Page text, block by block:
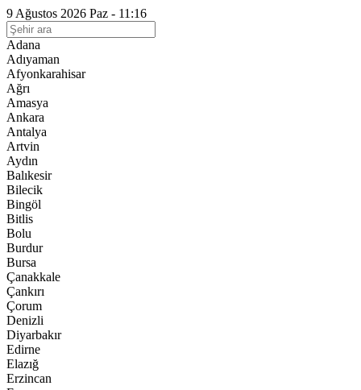
9 Ağustos 2026 Paz - 11:16
Adana
Adıyaman
Afyonkarahisar
Ağrı
Amasya
Ankara
Antalya
Artvin
Aydın
Balıkesir
Bilecik
Bingöl
Bitlis
Bolu
Burdur
Bursa
Çanakkale
Çankırı
Çorum
Denizli
Diyarbakır
Edirne
Elazığ
Erzincan